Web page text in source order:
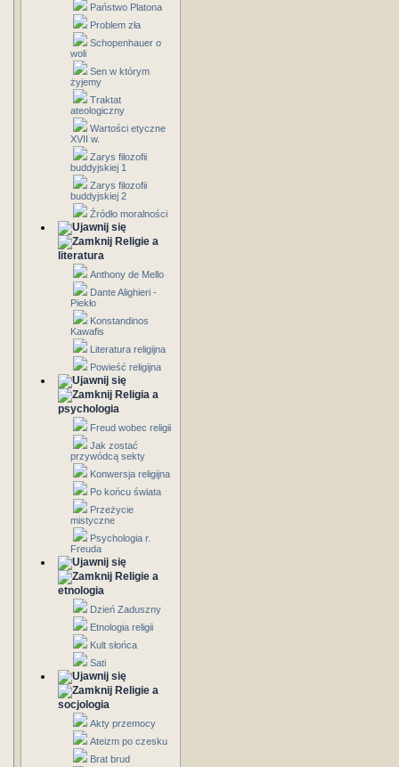
Państwo Platona
Problem zła
Schopenhauer o
woli
Sen w którym
żyjemy
Traktat
ateologiczny
Wartości etyczne
XVII w.
Zarys filozofii
buddyjskiej 1
Zarys filozofii
buddyjskiej 2
Źródło moralności
Religie a
literatura
Anthony de Mello
Dante Alighieri -
Piekło
Konstandinos
Kawafis
Literatura religijna
Powieść religijna
Religia a
psychologia
Freud wobec religii
Jak zostać
przywódcą sekty
Konwersja religijna
Po końcu świata
Przeżycie
mistyczne
Psychologia r.
Freuda
Religie a
etnologia
Dzień Zaduszny
Etnologia religii
Kult słońca
Sati
Religie a
socjologia
Akty przemocy
Ateizm po czesku
Brat brud